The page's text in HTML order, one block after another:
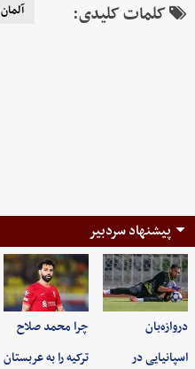
کلمات کلیدی: آلمان
پیشنهاد سردبیر
دروازه‌بان
اسپانیایی در
چرا محمد صلاح
ترکیه را به عربستان